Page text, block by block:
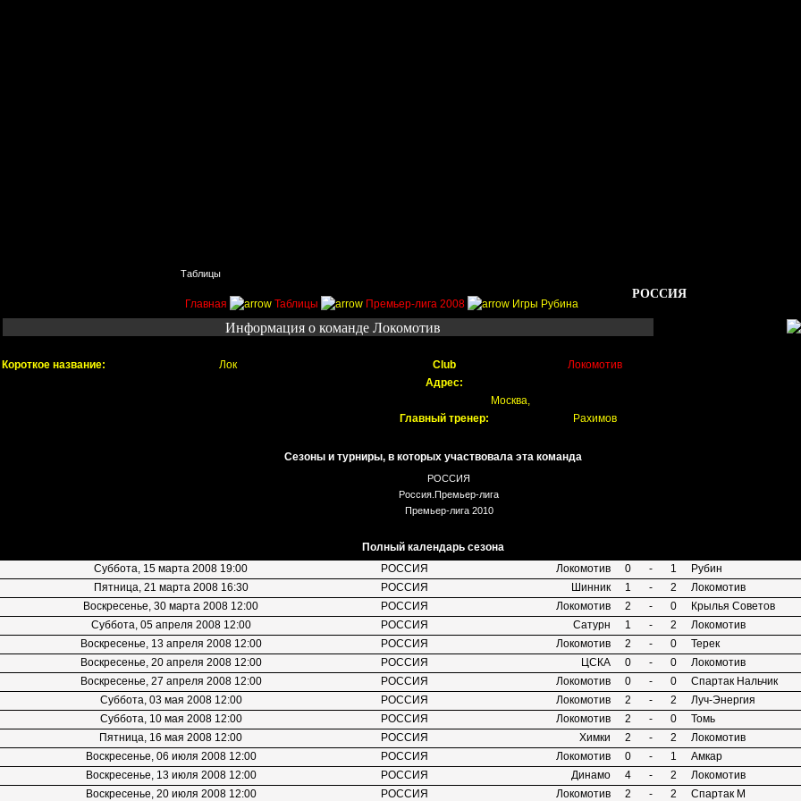
Таблицы
Главная Таблицы Премьер-лига 2008 Игры Рубина
РОССИЯ
Информация о команде Локомотив
Короткое название: Лок Club
Локомотив
Адрес:
Москва,
Главный тренер:
Рахимов
Сезоны и турниры, в которых участвовала эта команда
РОССИЯ
Россия.Премьер-лига
Премьер-лига 2010
Полный календарь сезона
Суббота, 15 марта 2008 19:00
РОССИЯ Локомотив 0 - 1
Рубин
Пятница, 21 марта 2008 16:30
РОССИЯ Шинник 1 - 2
Локомотив
Воскресенье, 30 марта 2008 12:00
РОССИЯ Локомотив 2 - 0
Крылья Советов
Суббота, 05 апреля 2008 12:00
РОССИЯ Сатурн 1 - 2
Локомотив
Воскресенье, 13 апреля 2008 12:00
РОССИЯ Локомотив 2 - 0
Терек
Воскресенье, 20 апреля 2008 12:00
РОССИЯ ЦСКА 0 - 0
Локомотив
Воскресенье, 27 апреля 2008 12:00
РОССИЯ Локомотив 0 - 0
Спартак Нальчик
Суббота, 03 мая 2008 12:00
РОССИЯ Локомотив 2 - 2
Луч-Энергия
Суббота, 10 мая 2008 12:00
РОССИЯ Локомотив 2 - 0
Томь
Пятница, 16 мая 2008 12:00
РОССИЯ Химки 2 - 2
Локомотив
Воскресенье, 06 июля 2008 12:00
РОССИЯ Локомотив 0 - 1
Амкар
Воскресенье, 13 июля 2008 12:00
РОССИЯ Динамо 4 - 2
Локомотив
Воскресенье, 20 июля 2008 12:00
РОССИЯ Локомотив 2 - 2 Спартак М